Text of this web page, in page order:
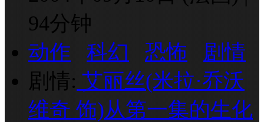
94分钟
动作
科幻 恐怖
剧情
剧情: 艾丽丝(米拉·乔沃
维奇 饰)从第一集的生化